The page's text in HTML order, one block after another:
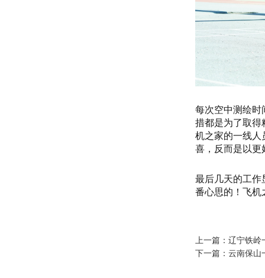
每次空中测绘时
措都是为了取得
机之家的一线人
喜，反而是以更
最后几天的工作
番心思的！飞机
上一篇： 辽宁铁岭
下一篇： 云南保山